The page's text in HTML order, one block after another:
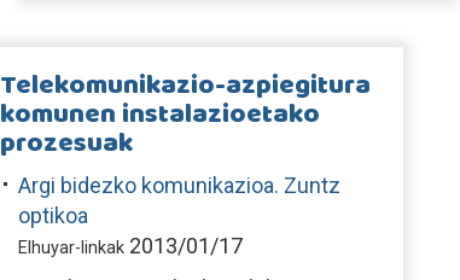
Telekomunikazio-azpiegitura
komunen instalazioetako
prozesuak
Argi bidezko komunikazioa. Zuntz
optikoa
Elhuyar-linkak 2013/01/17